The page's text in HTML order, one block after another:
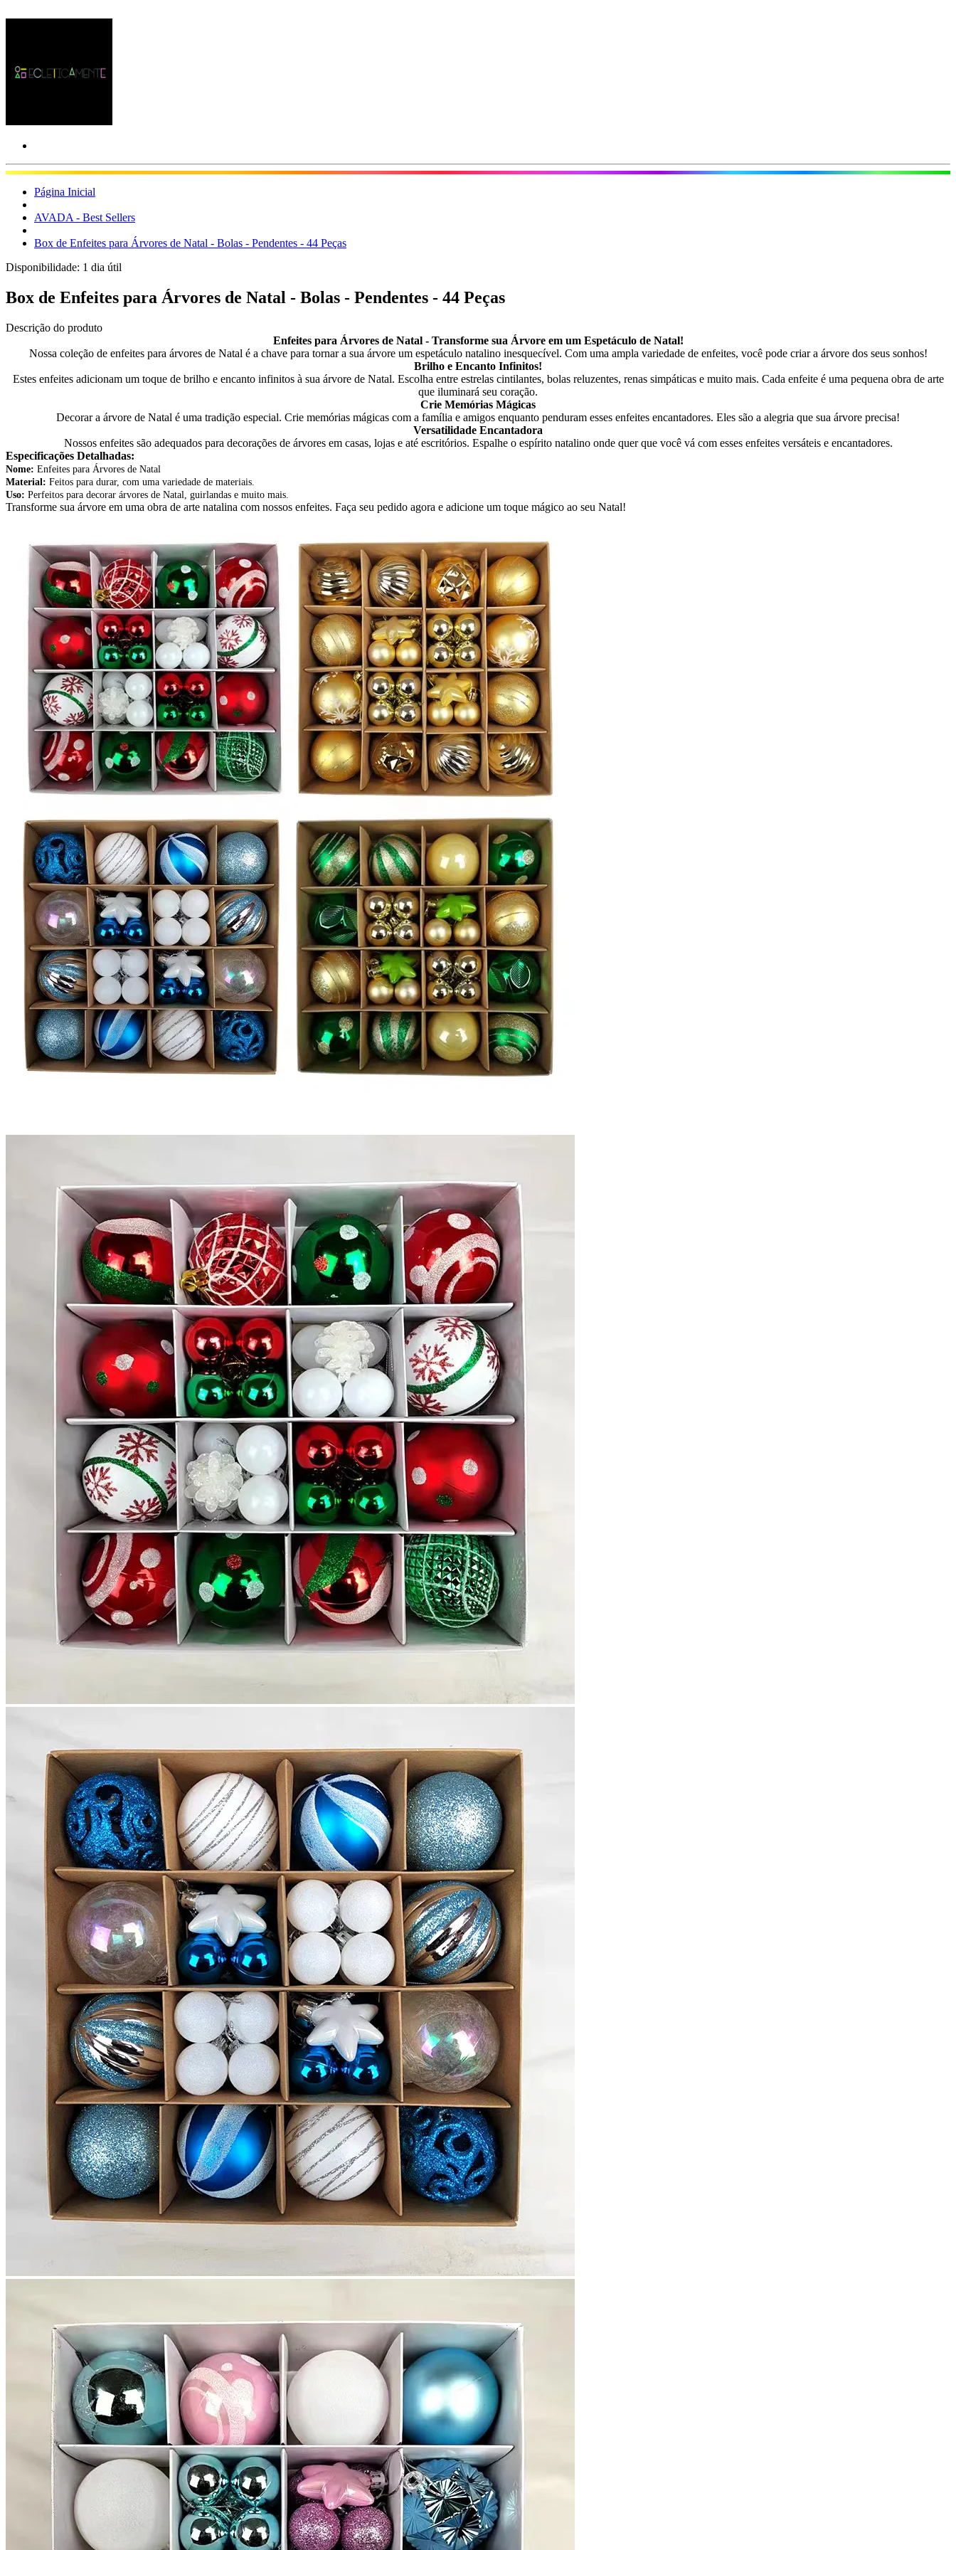
Página Inicial
AVADA - Best Sellers
Box de Enfeites para Árvores de Natal - Bolas - Pendentes - 44 Peças
Disponibilidade: 1 dia útil
Box de Enfeites para Árvores de Natal - Bolas - Pendentes - 44 Peças
Descrição do produto
Enfeites para Árvores de Natal - Transforme sua Árvore em um Espetáculo de Natal!
Nossa coleção de enfeites para árvores de Natal é a chave para tornar a sua árvore um espetáculo natalino inesquecível. Com uma ampla variedade de enfeites, você pode criar a árvore dos seus sonhos!
Brilho e Encanto Infinitos!
Estes enfeites adicionam um toque de brilho e encanto infinitos à sua árvore de Natal. Escolha entre estrelas cintilantes, bolas reluzentes, renas simpáticas e muito mais. Cada enfeite é uma pequena obra de arte
que iluminará seu coração.
Crie Memórias Mágicas
Decorar a árvore de Natal é uma tradição especial. Crie memórias mágicas com a família e amigos enquanto penduram esses enfeites encantadores. Eles são a alegria que sua árvore precisa!
Versatilidade Encantadora
Nossos enfeites são adequados para decorações de árvores em casas, lojas e até escritórios. Espalhe o espírito natalino onde quer que você vá com esses enfeites versáteis e encantadores.
Especificações Detalhadas:
Nome: Enfeites para Árvores de Natal
Material: Feitos para durar, com uma variedade de materiais.
Uso: Perfeitos para decorar árvores de Natal, guirlandas e muito mais.
Transforme sua árvore em uma obra de arte natalina com nossos enfeites. Faça seu pedido agora e adicione um toque mágico ao seu Natal!